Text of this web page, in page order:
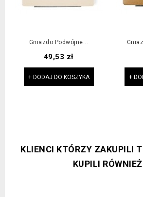
Gniazdo Podwójne...
Cena
49,53 zł
+ DODAJ DO KOSZYKA +
KLIENCI KTÓRZY ZAKUPILI
KUPILI